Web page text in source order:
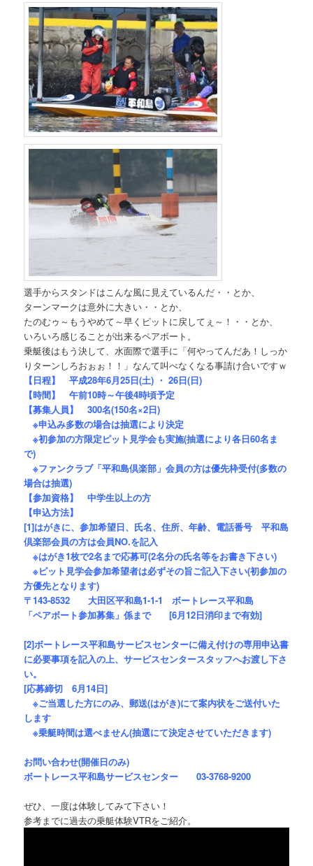
選手からスタンドはこんな風に見えているんだ・・とか、
ターンマークは意外に大きい・・とか、
たのむゥ～もうやめて～早くピットに戻してぇ～！・・とか、
いろいろ感じることが出来るペアボート。
乗艇後はもう決して、水面際で選手に「何やってんだあ！しっか
りターンしろおぉぉ！！」なんて叫べなくなる事請け合いですｗ
【日程】 平成28年6月25日(土) ・ 26日(日)
【時間】 午前10時～午後4時頃予定
【募集人員】 300名(150名×2日)
※申込み多数の場合は抽選により決定
※初参加の方限定ピット見学会も実施(抽選により各日60名ま
で)
※ファンクラブ「平和島倶楽部」会員の方は優先枠受付(多数の
場合は抽選)
【参加資格】 中学生以上の方
【申込方法】
[1]はがきに、参加希望日、氏名、住所、年齢、電話番号 平和島
倶楽部会員の方は会員NO.を記入
※はがき1枚で2名まで応募可(2名分の氏名等をお書き下さい)
※ピット見学会参加希望者は必ずその旨ご記入下さい(初参加の
方優先となります)
〒143-8532 大田区平和島1-1-1 ボートレース平和島
「ペアボート参加募集」係まで [6月12日消印まで有効]
[2]ボートレース平和島サービスセンターに備え付けの専用申込書
に必要事項を記入の上、サービスセンタースタッフへお渡し下さ
い。
[応募締切 6月14日]
※ご当選した方にのみ、郵送(はがき)にて案内状をご送付いた
します
※乗艇時間は選べません(抽選にて決定させていただきます)
お問い合わせ(開催日のみ)
ボートレース平和島サービスセンター 03-3768-9200
ぜひ、一度は体験してみて下さい！
参考までに過去の乗艇体験VTRをご紹介。